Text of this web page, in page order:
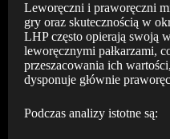
Leworęczni i praworęczni
gry oraz skutecznością w
LHP często opierają swoją
leworęcznymi pałkarzami,
przeszacowania ich
dysponuje głównie
Podczas analizy istotne są: